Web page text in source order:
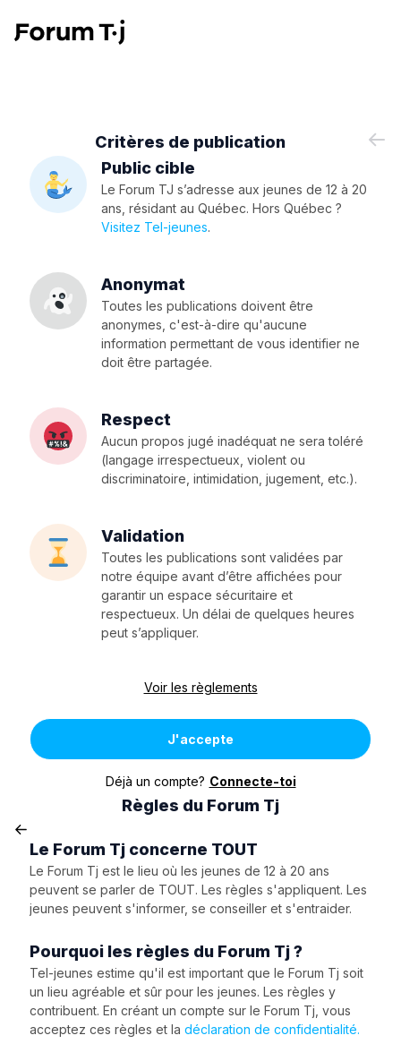
Critères de publication
Public cible
Le Forum TJ s’adresse aux jeunes de 12 à 20
ans, résidant au Québec. Hors Québec ?
Visitez Tel-jeunes.
Anonymat
Toutes les publications doivent être
anonymes, c'est-à-dire qu'aucune
information permettant de vous identifier ne
doit être partagée.
Respect
Aucun propos jugé inadéquat ne sera toléré
(langage irrespectueux, violent ou
discriminatoire, intimidation, jugement, etc.).
Validation
Toutes les publications sont validées par
notre équipe avant d’être affichées pour
garantir un espace sécuritaire et
respectueux. Un délai de quelques heures
peut s’appliquer.
Voir les règlements
J'accepte
Déjà un compte? Connecte-toi
Règles du Forum Tj
Le Forum Tj concerne TOUT
Le Forum Tj est le lieu où les jeunes de 12 à 20 ans
peuvent se parler de TOUT. Les règles s'appliquent. Les
jeunes peuvent s'informer, se conseiller et s'entraider.
Pourquoi les règles du Forum Tj ?
Tel-jeunes estime qu'il est important que le Forum Tj soit
un lieu agréable et sûr pour les jeunes. Les règles y
contribuent. En créant un compte sur le Forum Tj, vous
acceptez ces règles et la déclaration de confidentialité.